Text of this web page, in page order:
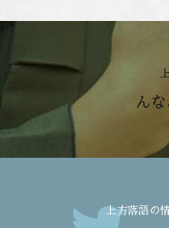
ん
上方落語の